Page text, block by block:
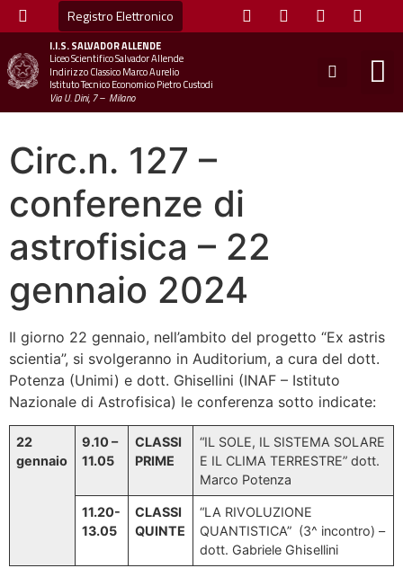
Registro Elettronico
I.I.S.SALVADOR ALLENDE
Liceo Scientifico Salvador Allende
Indirizzo Classico Marco Aurelio
Istituto Tecnico Economico Pietro Custodi
Via U. Dini, 7 – Milano
Circ.n. 127 –
conferenze di
astrofisica – 22
gennaio 2024
Il giorno 22 gennaio, nell’ambito del progetto “Ex astris
scientia”, si svolgeranno in Auditorium, a cura del dott.
Potenza (Unimi) e dott. Ghisellini (INAF – Istituto
Nazionale di Astrofisica) le conferenza sotto indicate:
22
gennaio
9.10 –
11.05
CLASSI
PRIME
“IL SOLE, IL SISTEMA SOLARE
E IL CLIMA TERRESTRE” dott.
Marco Potenza
11.20-
13.05
CLASSI
QUINTE
“LA RIVOLUZIONE
QUANTISTICA” (3^ incontro) –
dott. Gabriele Ghisellini